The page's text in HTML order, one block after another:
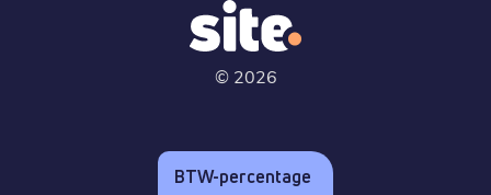
© 2026
BTW-percentage